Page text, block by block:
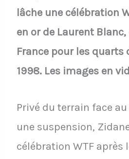
lâche une célébration
en or de Laurent
France pour les quarts
1998. Les images en
Privé du terrain face
une suspension,
célébration WTF après